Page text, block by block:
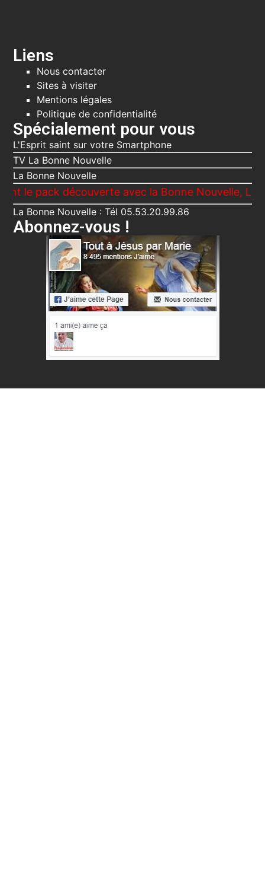
Liens
Nous contacter
Sites à visiter
Mentions légales
Politique de confidentialité
Spécialement pour vous
L'Esprit saint sur votre Smartphone
TV La Bonne Nouvelle
La Bonne Nouvelle
découverte avec la Bonne Nouvelle, Le Voici
La Bonne Nouvelle : Tél 05.53.20.99.86
Abonnez-vous !